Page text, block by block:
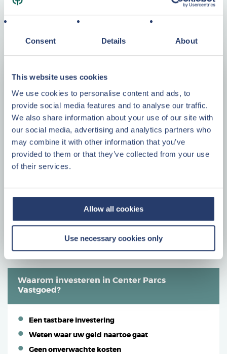
Consent Details About
This website uses cookies
We use cookies to personalise content and ads, to
provide social media features and to analyse our traffic.
We also share information about your use of our site with
our social media, advertising and analytics partners who
may combine it with other information that you’ve
provided to them or that they’ve collected from your use
of their services.
Allow all cookies
Use necessary cookies only
Deze cottage wordt aangeboden met een variabele
voor 2023 ca. € 6.849,- bedragen.
€ 146.000,-k.k.
K.K. excl. BTW
Specificaties
Bouwjaar
2013
59 m²
Kamers
3
Waarom investeren in Center Parcs
Vastgoed?
Een tastbare investering
Weten waar uw geld naartoe gaat
Geen onverwachte kosten